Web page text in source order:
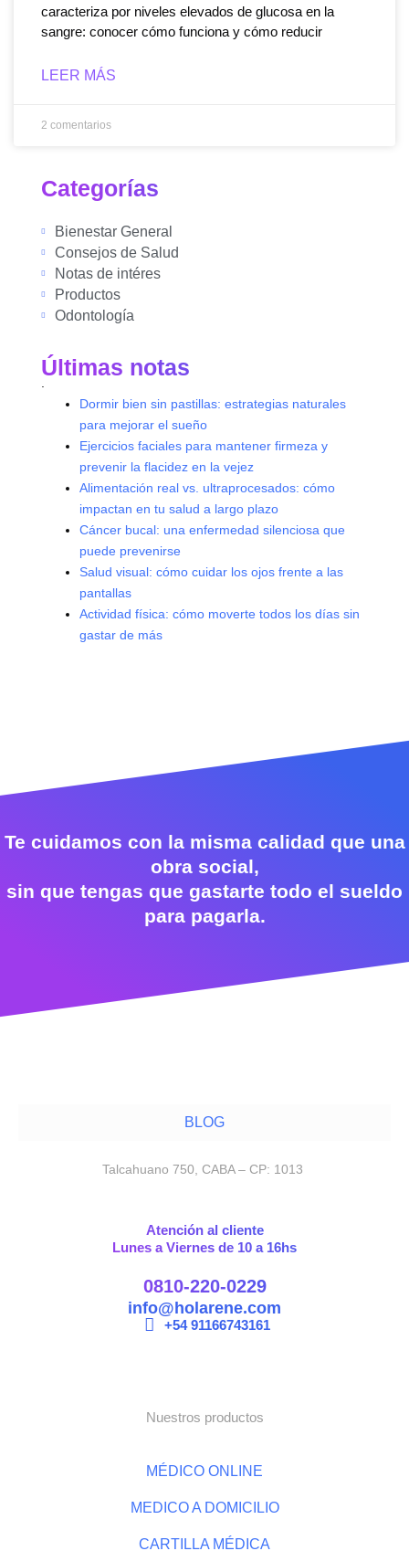
caracteriza por niveles elevados de glucosa en la
sangre: conocer cómo funciona y cómo reducir
LEER MÁS
2 comentarios
Categorías
Bienestar General
Consejos de Salud
Notas de intéres
Productos
Odontología
Últimas notas
Dormir bien sin pastillas: estrategias naturales
para mejorar el sueño
Ejercicios faciales para mantener firmeza y
prevenir la flacidez en la vejez
Alimentación real vs. ultraprocesados: cómo
impactan en tu salud a largo plazo
Cáncer bucal: una enfermedad silenciosa que
puede prevenirse
Salud visual: cómo cuidar los ojos frente a las
pantallas
Actividad física: cómo moverte todos los días sin
gastar de más
Te cuidamos con la misma calidad que una
obra social,
sin que tengas que gastarte todo el sueldo
para pagarla.
BLOG
Talcahuano 750, CABA – CP: 1013
Atención al cliente
Lunes a Viernes de 10 a 16hs
0810-220-0229
info@holarene.com
+54 91166743161
Nuestros productos
MÉDICO ONLINE
MEDICO A DOMICILIO
CARTILLA MÉDICA